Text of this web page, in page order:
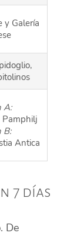
y Galería
A:
Pamphilj
B:
Antica
7 días
. De